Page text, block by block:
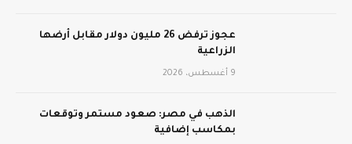
عجوز ترفض 26 مليون دولار مقابل أرضها
الزراعية
9 أغسطس، 2026
الذهب في مصر: صعود مستمر وتوقعات
بمكاسب إضافية